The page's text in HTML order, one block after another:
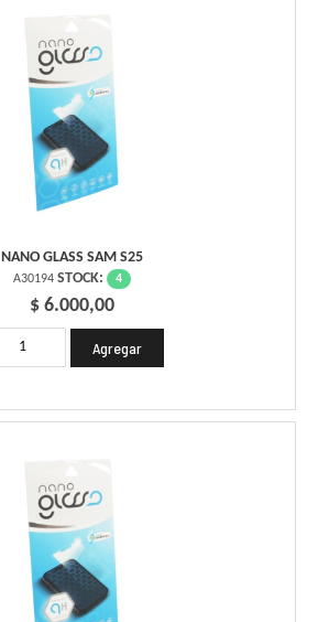
NANO GLASS SAM S25
A30194 STOCK: 4
$ 6.000,00